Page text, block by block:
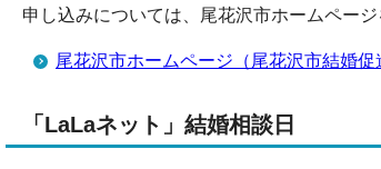
申し込みについては、尾花沢市ホームページ
尾花沢市ホームページ（尾花沢市結婚
「LaLaネット」結婚相談日